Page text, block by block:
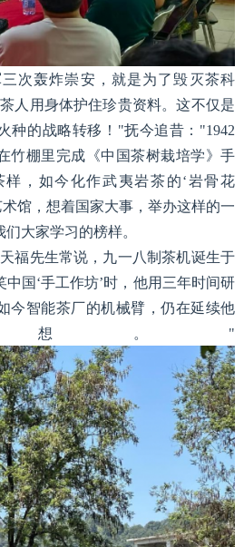
次轰炸崇安，就是为了毁灭茶科
人用身体护住珍贵资料。这不仅是
种的战略转移！"抚今追昔："1942
竹棚里完成《中国茶树栽培学》手
，如今化作武夷岩茶的‘岩骨花
馆，想着国家大事，举办这样的一
大家学习的榜样。
福先生常说，九一八制茶机诞生于
国‘手工作坊’时，他用三年时间研
今智能茶厂的机械臂，仍在延续他
想。"